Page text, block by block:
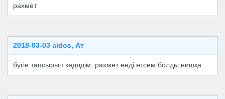
рахмет
2018-03-03 aidos, Ат
бүгін тапсырып кедлдім, рахмет енді өтсем болды нишқа